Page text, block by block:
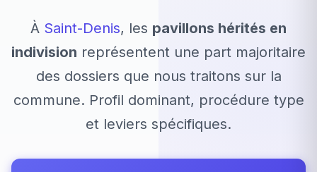
À Saint-Denis, les pavillons hérités en
indivision représentent une part majoritaire
des dossiers que nous traitons sur la
commune. Profil dominant, procédure type
et leviers spécifiques.